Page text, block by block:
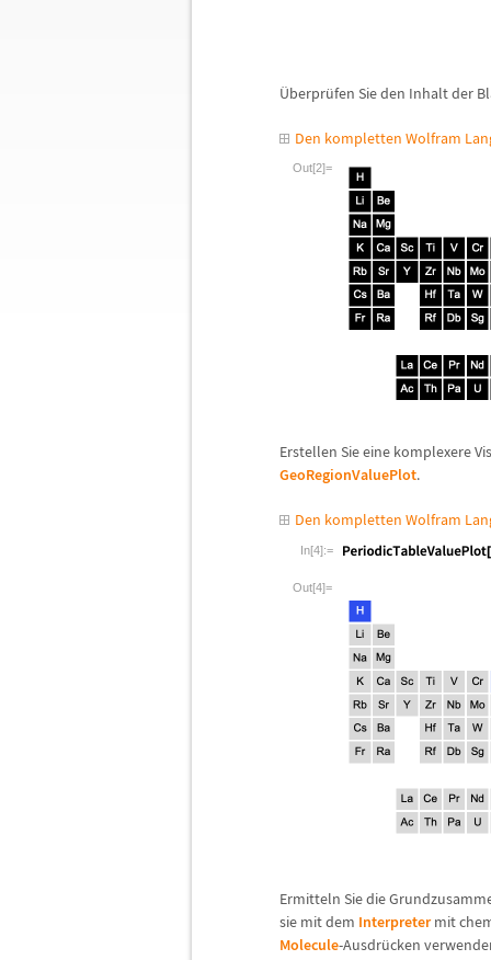
Überprüfen Sie den Inhalt der
Den kompletten Wolfram
Out[2]=
Erstellen Sie eine komplexere
GeoRegionValuePlot.
Den kompletten Wolfram
In[4]:=
Out[4]=
Ermitteln Sie die
sie mit dem Interpretermit
Molecule-Ausdrücken